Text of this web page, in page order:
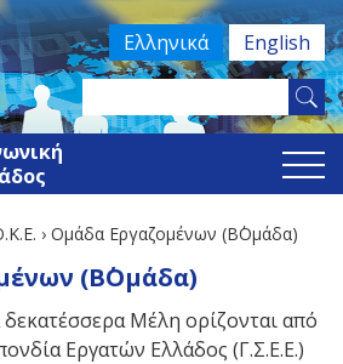
Ελληνικά English
Φόρμα
this
› Ομάδα Εργαζομένων (Β΄Ομάδα)
(Β΄Ομάδα)
Μέλη ορίζονται από
Εργατών Ελλάδος (Γ.Σ.Ε.Ε.)